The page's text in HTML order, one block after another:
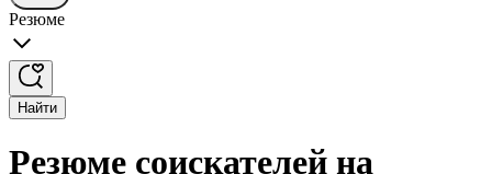
Резюме
Найти
Резюме соискателей на